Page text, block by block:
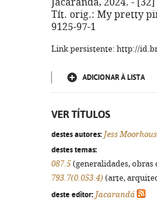
Jacarandá, 2024. -
Tít. orig.: My pretty
9125-97-1
Link persistente: http://
ADICIONAR À LISTA
VER TÍTULOS
destes autores: Jess
destes temas:
087.5 (generalidades,
793.7(0.053.4) (arte,
deste editor: Jacarandá